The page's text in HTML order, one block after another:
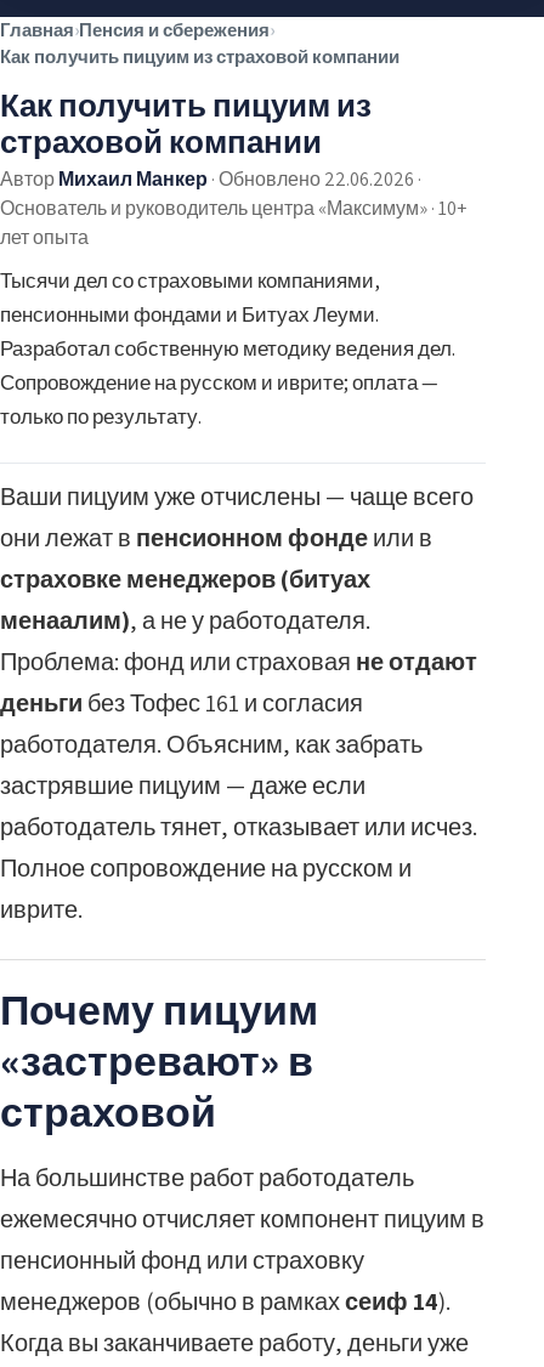
Проверка без обязательств
✓ Без предоплаты
✓ Тысячи довольных клиентов
Главная›Пенсия и сбережения›
Как получить пицуим из страховой компании
Как получить пицуим из
страховой компании
АвторМихаил Манкер ·Обновлено 22.06.2026 ·
Основатель и руководитель центра «Максимум» · 10+
лет опыта
Тысячи дел со страховыми компаниями,
пенсионными фондами и Битуах Леуми.
Разработал собственную методику ведения дел.
Сопровождение на русском и иврите; оплата —
только по результату.
Ваши пицуим уже отчислены — чаще всего
они лежат в пенсионном фондеили в
страховке менеджеров (битуах
менаалим), а не у работодателя.
Проблема: фонд или страховая не отдают
деньги без Тофес 161 и согласия
работодателя. Объясним, как забрать
застрявшие пицуим — даже если
работодатель тянет, отказывает или исчез.
Полное сопровождение на русском и
иврите.
Почему пицуим
«застревают» в
страховой
На большинстве работ работодатель
ежемесячно отчисляет компонент пицуим в
пенсионный фонд или страховку
менеджеров (обычно в рамкахсеиф 14).
Когда вы заканчиваете работу, деньги уже